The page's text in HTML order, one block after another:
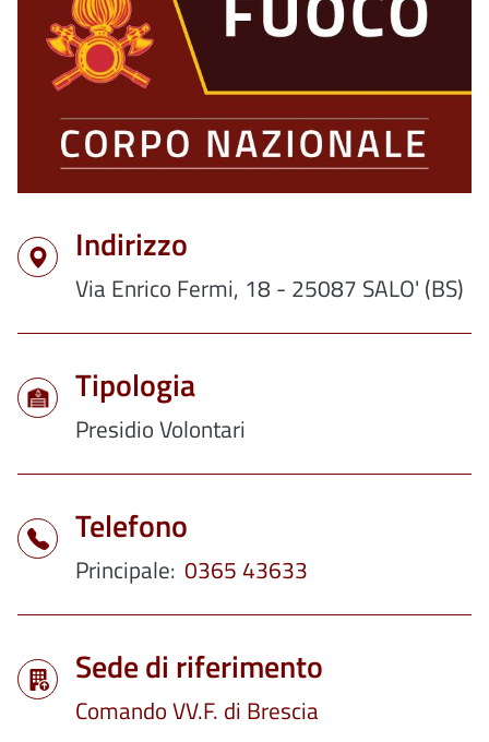
Indirizzo
Via Enrico Fermi, 18 - 25087 SALO' (BS)
Tipologia
Presidio Volontari
Telefono
Principale 0365 43633
Sede di riferimento
Comando VV.F. di Brescia